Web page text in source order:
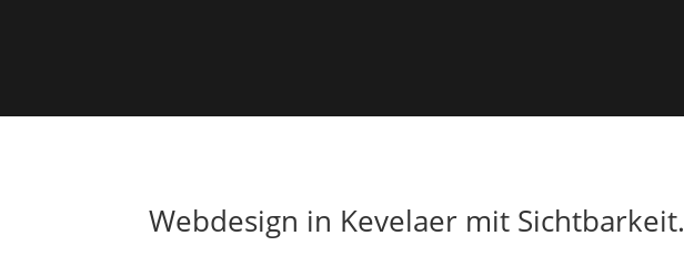
Webdesign in Kevelaer mit Sichtbarkeit.